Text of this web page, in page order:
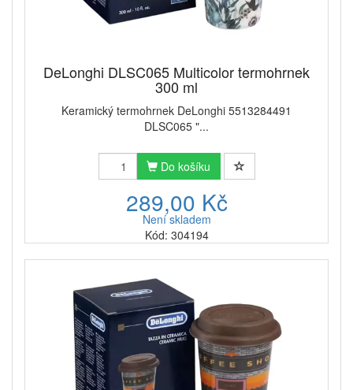
DeLonghi DLSC065 Multicolor termohrnek
300 ml
Keramický termohrnek DeLonghi 5513284491
DLSC065 "...
Do košíku
289,00 Kč
Není skladem
Kód: 304194